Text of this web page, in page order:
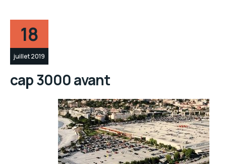
18
juillet 2019
cap 3000 avant